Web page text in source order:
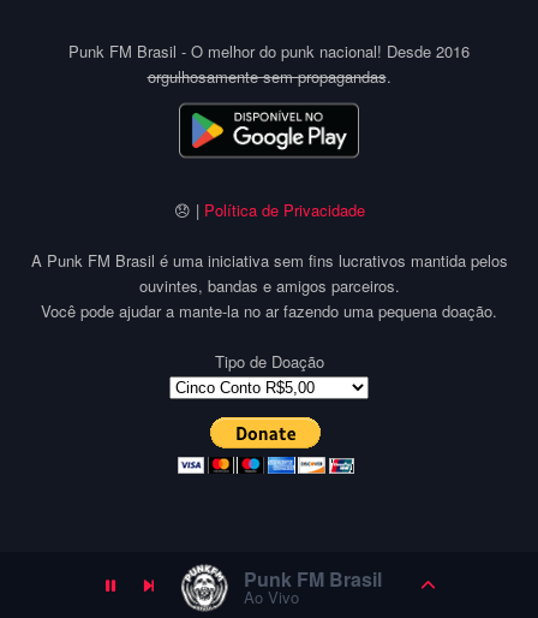
Punk FM Brasil - O melhor do punk nacional! Desde 2016
orgulhosamente sem propagandas.
😞 | Política de Privacidade
A Punk FM Brasil é uma iniciativa sem fins lucrativos mantida pelos
ouvintes, bandas e amigos parceiros.
Você pode ajudar a mante-la no ar fazendo uma pequena doação.
Tipo de Doação
Punk FM Brasil
Ao Vivo